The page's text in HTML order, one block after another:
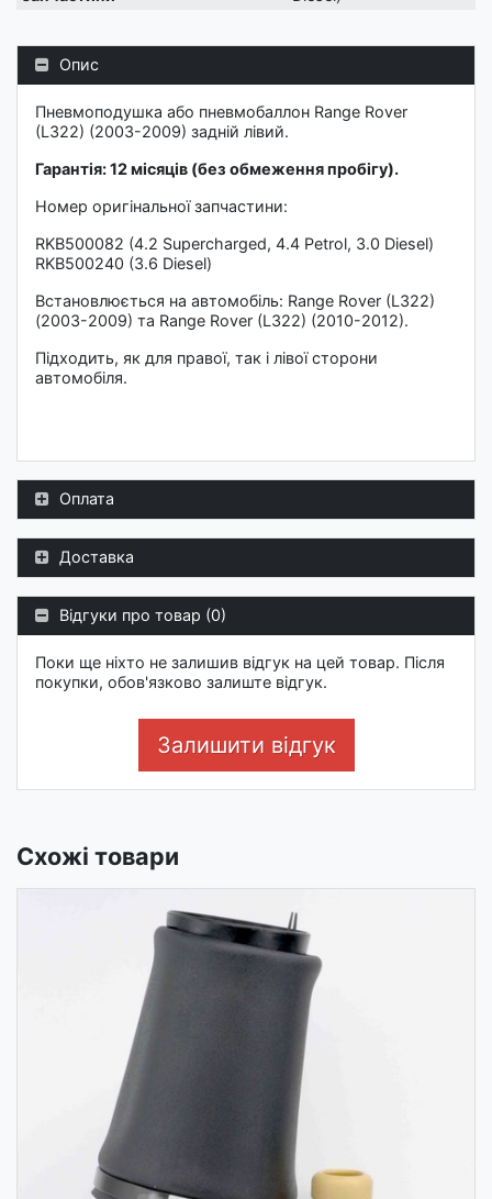
Опис
Пневмоподушка або пневмобаллон Range Rover
(L322) (2003-2009) задній лівий.
Гарантія: 12 місяців (без обмеження пробігу).
Номер оригінальної запчастини:
RKB500082 (4.2 Supercharged, 4.4 Petrol, 3.0 Diesel)
RKB500240 (3.6 Diesel)
Встановлюється на автомобіль: Range Rover (L322)
(2003-2009) та Range Rover (L322) (2010-2012).
Підходить, як для правої, так і лівої сторони
автомобіля.
Оплата
Доставка
Відгуки про товар (0)
Поки ще ніхто не залишив відгук на цей товар. Після
покупки, обов'язково залиште відгук.
Залишити відгук
Схожі товари